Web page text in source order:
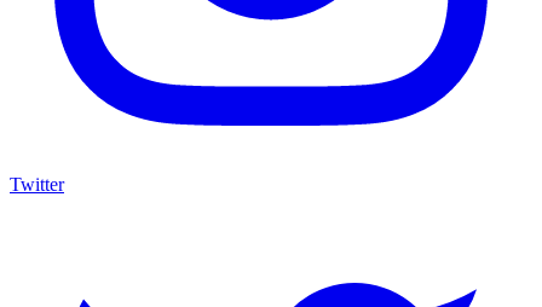
Twitter